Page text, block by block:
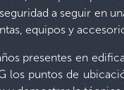
a seguir en
equipos y
presentes en
los puntos de